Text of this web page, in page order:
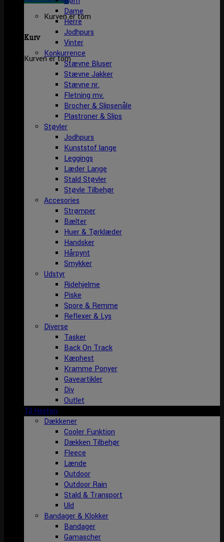
Kurven er tom
Kurv
Kurven er tom
Dame
Herre
Jodhpurs
Vinter
Konkurrence
Stævne Bluser
Stævne Jakker
Stævne nr.
Fletning mv.
Brocher & Slipsenåle
Plastroner & Slips
Støvler
Jodhpurs
Kunststof lange
Leggings
Læder Lange
Stald Støvler
Støvle Tilbehør
Accesories
Strømper
Bælter
Huer & Tørklæder
Handsker
Hårpynt
Smykker
Udstyr
Ridehjelme
Piske
Spore & Remme
Reflexer & Lys
Diverse
Tasker
Back On Track
Kæphest
Kramme Ponyer
Gaveartikler
Div
Outlet
Til Hesten
Dækkener
Cooler Funktion
Dækken Tilbehør
Fleece
Lænde
Outdoor
Outdoor Rain
Stald & Transport
Uld
Bandager & Klokker
Bandager
Gamascher